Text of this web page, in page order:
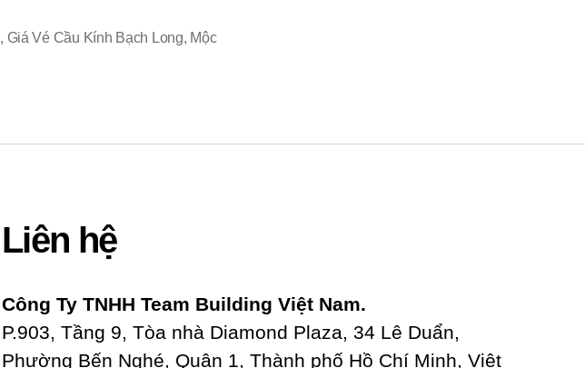
, Giá Vé Cầu Kính Bạch Long, Mộc
Liên hệ
Công Ty TNHH Team Building Việt Nam.
P.903, Tầng 9, Tòa nhà Diamond Plaza, 34 Lê Duẩn,
Phường Bến Nghé, Quận 1, Thành phố Hồ Chí Minh, Việt